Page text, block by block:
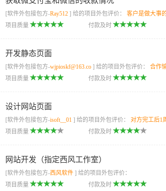
[软件外包接包方-Ray512 ] 给的项目外包评价： 客户是做大事
项目质量
付款及时
开发静态页面
[软件外包接包方-wjpioskf@163.co ] 给的项目外包评价： 合作
项目质量
付款及时
设计网站页面
[软件外包接包方-isoft__01 ] 给的项目外包评价： 对方完工后1
项目质量
付款及时
网站开发（指定西风工作室）
[软件外包接包方-西风软件 ] 给的项目外包评价：
项目质量
付款及时